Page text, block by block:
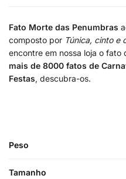
Fato Morte das Penumbras
composto por Túnica, cinto e
encontre em nossa loja o
mais de 8000 fatos de
Festas, descubra-os.
Peso
Tamanho